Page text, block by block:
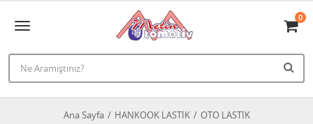
0
Ana Sayfa HANKOOK LASTİK OTO LASTİK